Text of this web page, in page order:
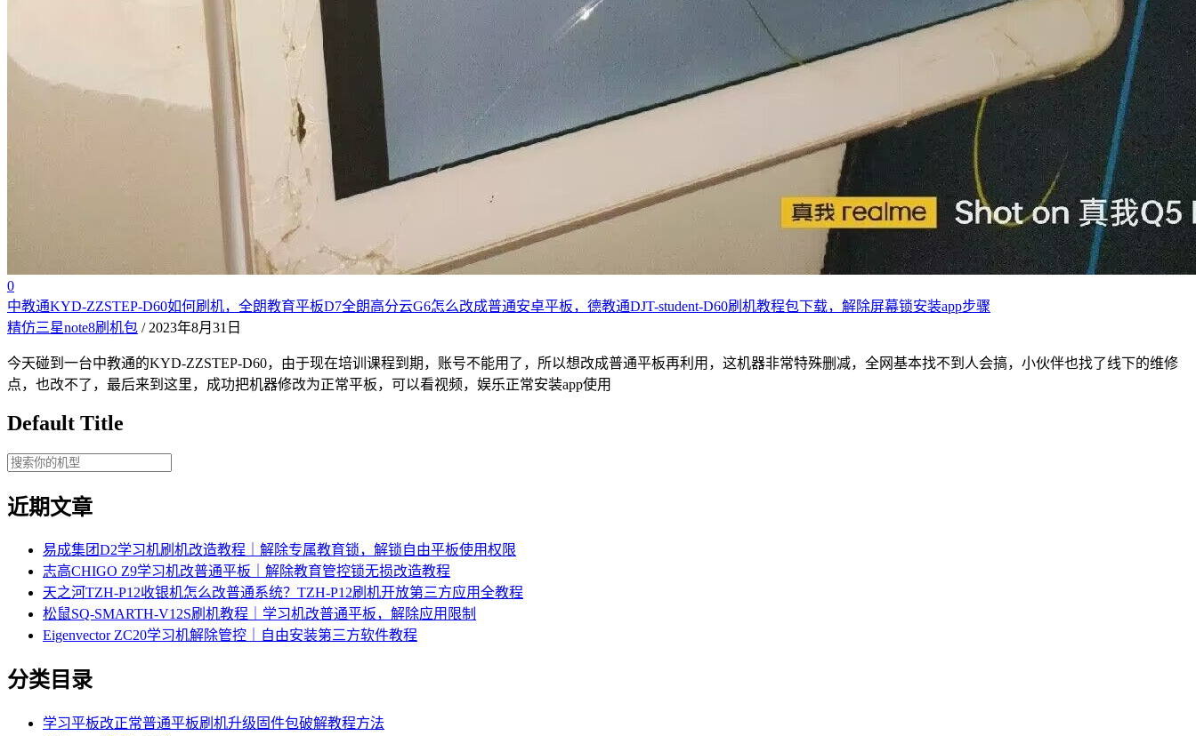
0
中教通KYD-ZZSTEP-D60如何刷机，全朗教育平板D7全朗高分云G6怎么改成普通安卓平板，德教通DJT-student-D60刷机教程包下载，解除屏幕锁安装app步骤
精仿三星note8刷机包 / 2023年8月31日
今天碰到一台中教通的KYD-ZZSTEP-D60，由于现在培训课程到期，账号不能用了，所以想改成普通平板再利用，这机器非常特殊删减，全网基本找不到人会搞，小伙伴也找了线下的维修
点，也改不了，最后来到这里，成功把机器修改为正常平板，可以看视频，娱乐正常安装app使用
Default Title
近期文章
易成集团D2学习机刷机改造教程｜解除专属教育锁，解锁自由平板使用权限
志高CHIGO Z9学习机改普通平板｜解除教育管控锁无损改造教程
天之河TZH-P12收银机怎么改普通系统？TZH-P12刷机开放第三方应用全教程
松鼠SQ-SMARTH-V12S刷机教程｜学习机改普通平板，解除应用限制
Eigenvector ZC20学习机解除管控｜自由安装第三方软件教程
分类目录
学习平板改正常普通平板刷机升级固件包破解教程方法